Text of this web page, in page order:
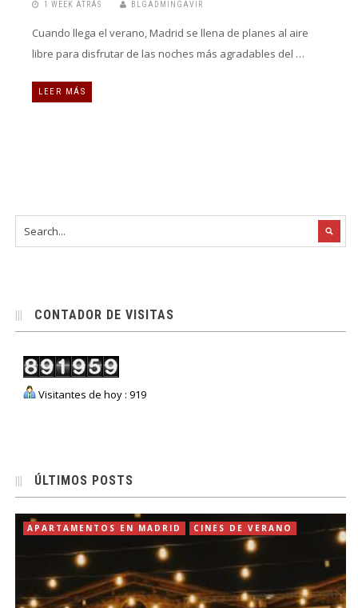
1 WEEK ATRÁS BLGADMINGAVIR
Cuando llega el verano, Madrid se llena de planes al aire
libre para disfrutar de las noches más agradables del …
LEER MÁS
CONTADOR DE VISITAS
Visitantes de hoy : 919
ÚLTIMOS POSTS
APARTAMENTOS EN MADRID CINES DE VERANO